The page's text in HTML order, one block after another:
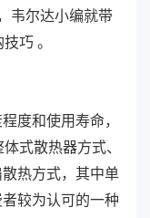
韦尔达小编就带
巧 。
度和使用寿命，
式散热器方式、
热方式，其中单
较为认可的一种